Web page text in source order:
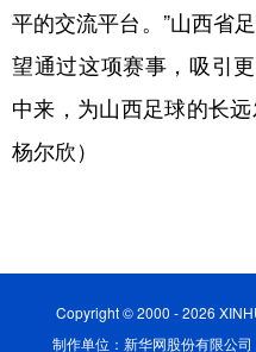
平的交流平台。”山西省
望通过这项赛事，吸引
中来，为山西足球的长
杨尔欣）
Copyright © 2000 - 2026
制作单位：新华网股份有限